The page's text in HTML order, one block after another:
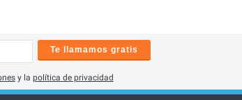
Te llamamos gratis
y la política de privacidad